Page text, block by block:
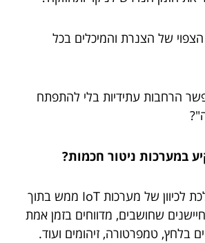
של הצנרת והמיכלים בכל
הרחבות עתידיות בלי להתפתח
במערכות ניטור חכמות?
המגמה בעולם הולכת לכיוון של מערכות IoT ממש בתוך
שחושבים, מדווחים בזמן אמת
בלחץ, טמפרטורה, זיהומים ועוד.